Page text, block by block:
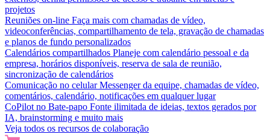
projetos
Reuniões on-line Faça mais com chamadas de vídeo,
videoconferências, compartilhamento de tela, gravação de chamadas
e planos de fundo personalizados
Calendários compartilhados Planeje com calendário pessoal e da
empresa, horários disponíveis, reserva de sala de reunião,
sincronização de calendários
Comunicação no celular Messenger da equipe, chamadas de vídeo,
comentários, calendário, notificações em qualquer lugar
CoPilot no Bate-papo Fonte ilimitada de ideias, textos gerados por
IA, brainstorming e muito mais
Veja todos os recursos de colaboração